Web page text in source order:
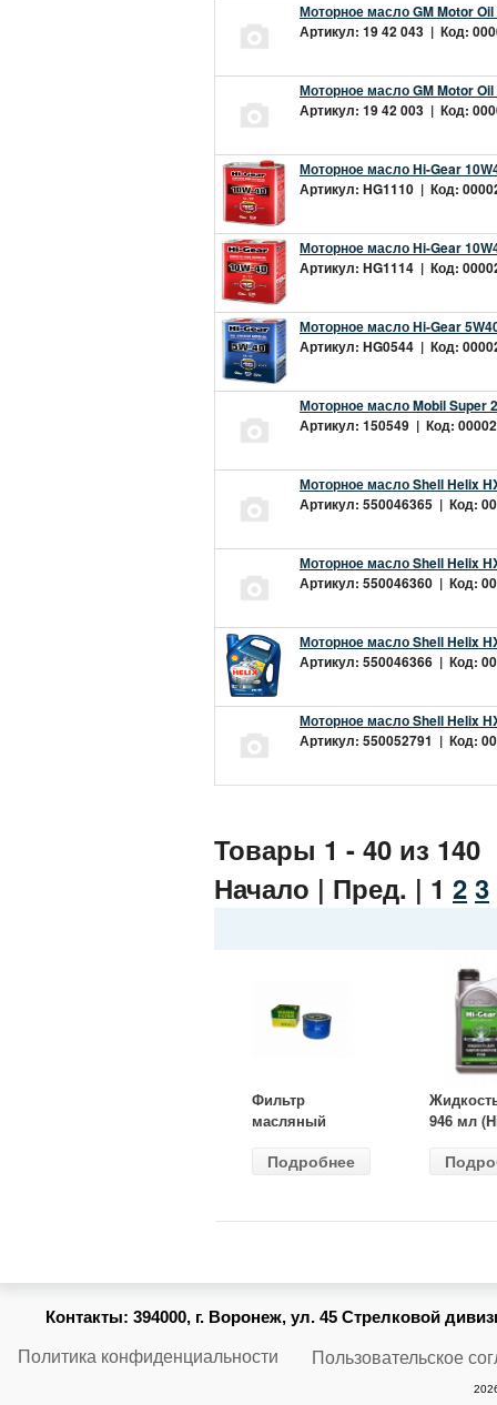
Моторное масло GM Motor Oil
Артикул: 19 42 043 | Код:
Моторное масло GM Motor
Артикул: 19 42 003 | Код:
Моторное масло Hi-Gear
Артикул: HG1110 | Код:
Моторное масло Hi-Gear
Артикул: HG1114 | Код:
Моторное масло Hi-Gear
Артикул: HG0544 | Код:
Моторное масло Mobil Super
Артикул: 150549 | Код:
Моторное масло Shell Helix
Артикул: 550046365 | Код:
Моторное масло Shell Helix
Артикул: 550046360 | Код:
Моторное масло Shell Helix
Артикул: 550046366 | Код:
Моторное масло Shell Helix
Артикул: 550052791 | Код:
Товары 1 - 40 из 140
Начало | Пред. | 1 2 3
Фильтр
масляный
(MANN) W
Подробнее
946 мл
Контакты: 394000, г. Воронеж, ул. 45 Стрелковой
Политика конфиденциальности Пользовательское